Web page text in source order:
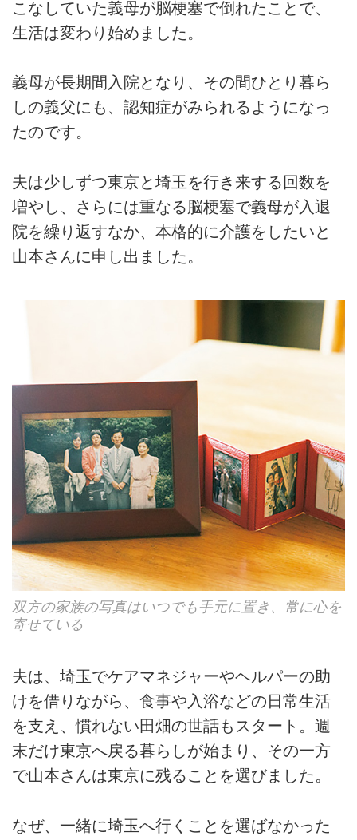
こなしていた義母が脳梗塞で倒れたことで、
生活は変わり始めました。
義母が長期間入院となり、その間ひとり暮ら
しの義父にも、認知症がみられるようになっ
たのです。
夫は少しずつ東京と埼玉を行き来する回数を
増やし、さらには重なる脳梗塞で義母が入退
院を繰り返すなか、本格的に介護をしたいと
山本さんに申し出ました。
双方の家族の写真はいつでも手元に置き、常に心を
寄せている
夫は、埼玉でケアマネジャーやヘルパーの助
けを借りながら、食事や入浴などの日常生活
を支え、慣れない田畑の世話もスタート。週
末だけ東京へ戻る暮らしが始まり、その一方
で山本さんは東京に残ることを選びました。
なぜ、一緒に埼玉へ行くことを選ばなかった